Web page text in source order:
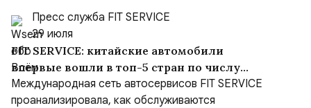
Пресс служба FIT SERVICE
29 июля
FIT SERVICE: китайские автомобили
впервые вошли в топ-5 стран по числу
визитов на СТО
Международная сеть автосервисов FIT SERVICE
проанализировала, как обслуживаются